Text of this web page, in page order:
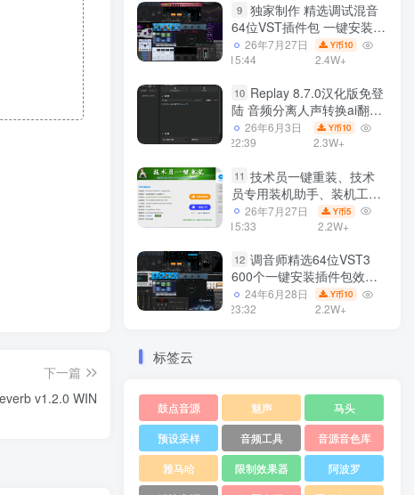
下一篇
v1.2.0 WIN
9 独家制作 精选调试混音
64位VST插件包 一键安装
600个效果器合集v2.0 WiN
支持定制
26年7月27日
15:44
Y币10
2.4W+
10 Replay 8.7.0汉化版免登
陆 音频分离人声转换ai翻唱
支持50系显卡 一键安装
WiN
26年6月3日
22:39
Y币10
2.3W+
11 技术员一键重装、技术
员专用装机助手、装机工
具、电脑系统装机软件丶一
键安装系统
26年7月27日
15:33
Y币5
2.2W+
12 调音师精选64位VST3
600个一键安装插件包效果
器集合10G WiN
24年6月28日
23:32
Y币10
2.2W+
标签云
鼓点音源 魅声
马头
预设采样
音频工具
音源音色库
雅马哈
限制效果器
阿波罗